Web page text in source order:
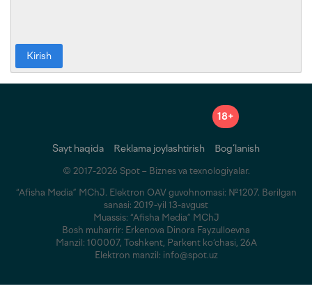
Kirish
18+
Sayt haqida Reklama joylashtirish Bog‘lanish
© 2017-2026 Spot – Biznes va texnologiyalar.
“Afisha Media” MChJ. Elektron OAV guvohnomasi: №1207. Berilgan
sanasi: 2019-yil 13-avgust
Muassis: “Afisha Media” MChJ
Bosh muharrir: Erkenova Dinora Fayzulloevna
Manzil: 100007, Toshkent, Parkent ko‘chasi, 26A
Elektron manzil: info@spot.uz